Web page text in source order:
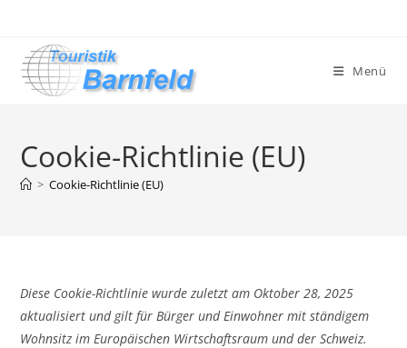
Menü
Cookie-Richtlinie (EU)
> Cookie-Richtlinie (EU)
Diese Cookie-Richtlinie wurde zuletzt am Oktober 28, 2025
aktualisiert und gilt für Bürger und Einwohner mit ständigem
Wohnsitz im Europäischen Wirtschaftsraum und der Schweiz.